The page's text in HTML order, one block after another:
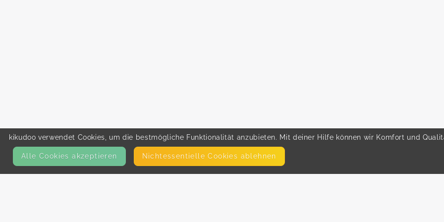
kikudoo verwendet Cookies, um die bestmögliche Funktionalität anzubieten. Mit deiner Hilfe können wir Komfort und
Alle Cookies akzeptieren Nicht­essentielle Cookies ablehnen